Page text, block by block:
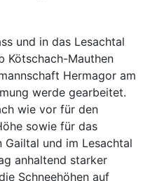
und in das Lesachtal
Kötschach-Mauthen
Hermagor am
werde gearbeitet.
wie vor für den
sowie für das
Gailtal und im Lesachtal
anhaltend starker
Schneehöhen auf